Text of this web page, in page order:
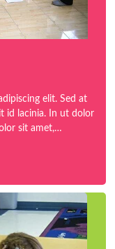
elit. Sed at
id lacinia. In ut dolor
sit amet,…